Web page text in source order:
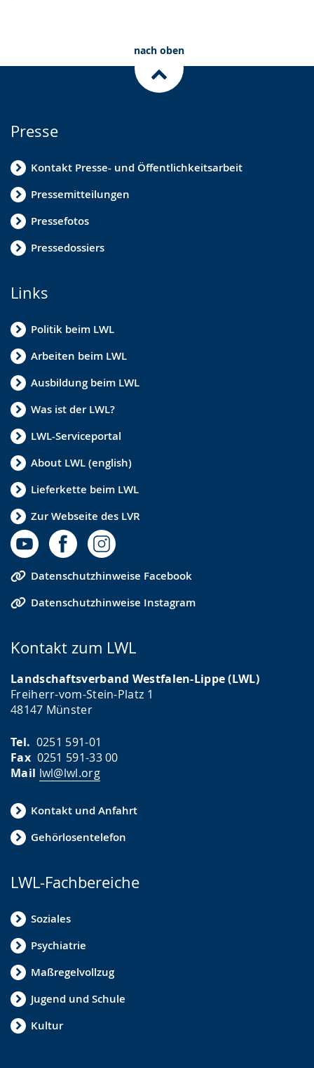
nach oben
Presse
Kontakt Presse- und Öffentlichkeitsarbeit
Pressemitteilungen
Pressefotos
Pressedossiers
Links
Politik beim LWL
Arbeiten beim LWL
Ausbildung beim LWL
Was ist der LWL?
LWL-Serviceportal
About LWL (english)
Lieferkette beim LWL
Zur Webseite des LVR
Datenschutzhinweise Facebook
Datenschutzhinweise Instagram
Kontakt zum LWL
Landschaftsverband Westfalen-Lippe (LWL)
Freiherr-vom-Stein-Platz 1
48147 Münster
Tel. 0251 591-01
Fax0251 591-33 00
Mail lwl@lwl.org
Kontakt und Anfahrt
Gehörlosentelefon
LWL-Fachbereiche
Soziales
Psychiatrie
Maßregelvollzug
Jugend und Schule
Kultur